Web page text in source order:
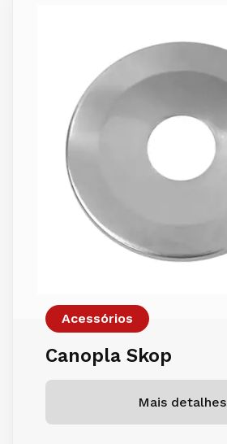
Acessórios
Canopla Skop
Mais detalhes